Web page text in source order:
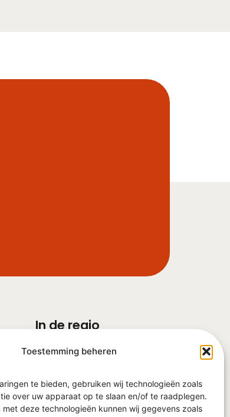
Toestemming beheren
te bieden, gebruiken wij technologieën zoals
over uw apparaat op te slaan en/of te raadplegen.
met deze technologieën kunnen wij gegevens zoals
In de regio
Ede
Nijkerk
Harderwijk